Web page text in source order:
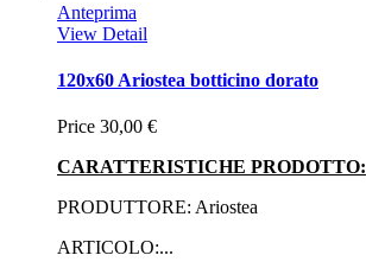
Anteprima
View Detail
120x60 Ariostea botticino dorato
Price 30,00 €
CARATTERISTICHE PRODOTTO:
PRODUTTORE: Ariostea
ARTICOLO:...